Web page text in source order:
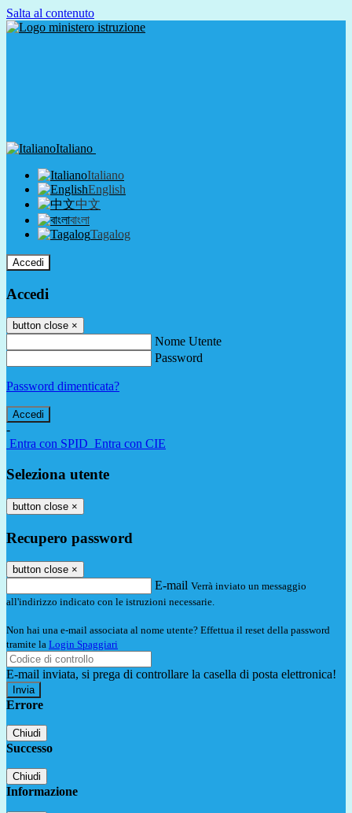
Salta al contenuto
Italiano
Italiano
English
中文
বাংলা
Tagalog
Accedi
Accedi
button close ×
Nome Utente
Password
Password dimenticata?
-
Entra con SPID Entra con CIE
Seleziona utente
button close ×
Recupero password
button close ×
E-mail Verrà inviato un messaggio
all'indirizzo indicato con le istruzioni necessarie.
Non hai una e-mail associata al nome utente? Effettua il reset della password
tramite la Login Spaggiari
E-mail inviata, si prega di controllare la casella di posta elettronica!
Errore
Chiudi
Successo
Chiudi
Informazione